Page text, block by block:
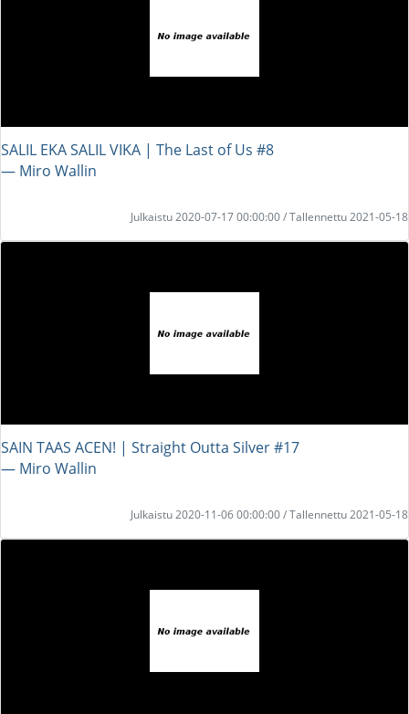
SALIL EKA SALIL VIKA | The Last of Us #8
― Miro Wallin
Julkaistu 2020-07-17 00:00:00 / Tallennettu 2021-05-18
SAIN TAAS ACEN! | Straight Outta Silver #17
― Miro Wallin
Julkaistu 2020-11-06 00:00:00 / Tallennettu 2021-05-18